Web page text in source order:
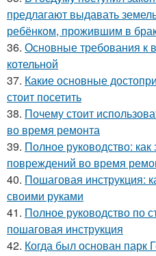
предлагают выдавать
ребёнком, прожившим в
36. Основные требования к
котельной
37. Какие основные
стоит посетить
38. Почему стоит
во время ремонта
39. Полное руководство:
повреждений во время
40. Пошаговая инструкция:
своими руками
41. Полное руководство по
пошаговая инструкция
42. Когда был основан парк